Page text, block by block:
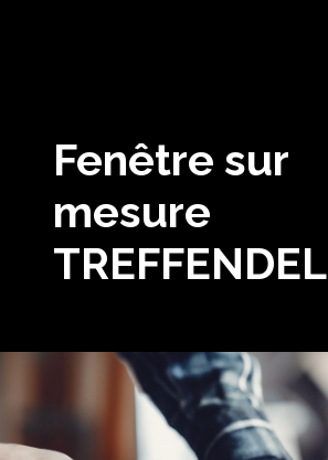
Fenêtre sur
mesure
TREFFENDEL